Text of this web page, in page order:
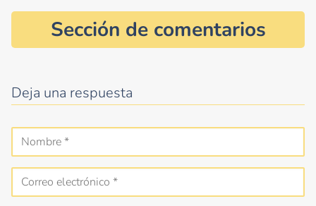
Sección de comentarios
Deja una respuesta